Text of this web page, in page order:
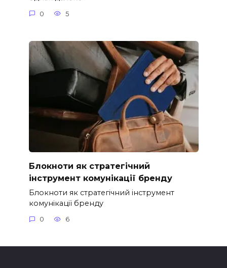
0 5
Блокноти як стратегічний
інструмент комунікації бренду
Блокноти як стратегічний інструмент
комунікації бренду
0 6